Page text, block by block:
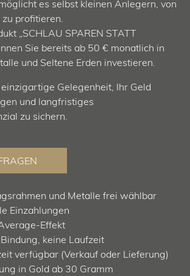
es selbst kleinen Anlegern, von
profitieren.
„SCHLAU SPAREN STATT
Sie bereits ab 50 € monatlich in
und Seltene Erden investieren.
Gelegenheit, Ihr Geld
und langfristiges
zu sichern.
und Metalle frei wählbar
Einzahlungen
Effekt
keine Laufzeit
verfügbar (Verkauf oder Lieferung)
in Gold ab 30 Gramm